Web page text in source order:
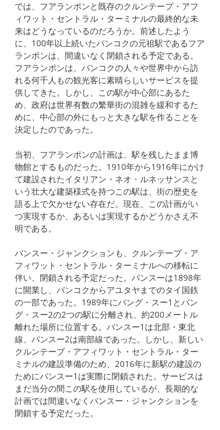
では、フアランポンと既存のクルンテープ・アフ
ィワット・セントラル・ターミナルの最終的な未
来はどうなっているのだろうか。前述したよう
に、100年以上続いたバンコクの元祖駅であるフア
ランポンは、間違いなく閉鎖される予定である。
フアランポンは、バンコクの人々や世界中から訪
れる何千人もの観光客に素晴らしいサービスを提
供してきた。しかし、この駅が中心部にあるた
め、政府は世界有数の繁華街の混雑を緩和するた
めに、中心部の外にもっと大きな駅を作ることを
決定したのであった。
当初、フアランポンの計画は、駅を残したまま博
物館とするものだった。1910年から1916年にかけ
て建設されたイタリアン・ネオ・ルネッサンスと
いう壮大な建築様式を持つこの駅は、街の歴史を
語る上で欠かせない存在だ。現在、この計画がい
つ実現するか、あるいは実現するかどうかさえ不
明である。
バンスー・ジャンクションも、クルンテープ・ア
フィワット・セントラル・ターミナルへの移転に
伴い、閉鎖される予定だった。バンスーは1898年
に開業し、バンコクからアユタヤまでのタイ国鉄
の一部であった。1989年にバング・スー1とバン
グ・スー2の2つの駅に分離され、約200メートル
離れた場所に位置する。バンスー1は北部・東北
線、バンスー2は南部線であった。しかし、新しい
クルンテープ・アフィワット・セントラル・ター
ミナルの建設準備のため、2016年に新駅の建設の
ためにバンスー1は実際に閉鎖された。サービスは
まだ当分の間この駅を使用しているが、長期的な
計画では間違いなくバンスー・ジャンクションを
閉鎖する予定だった。